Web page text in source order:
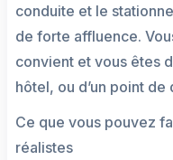
conduite et le
de forte affluence.
convient et vous êtes
hôtel, ou d’un point
Ce que vous pouvez
réalistes